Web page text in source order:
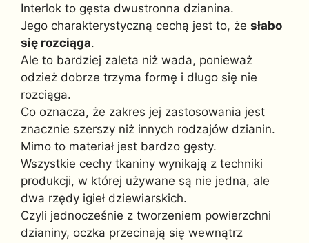
Interlok to gęsta dwustronna dzianina.
Jego charakterystyczną cechą jest to, że słabo
się rozciąga.
Ale to bardziej zaleta niż wada, ponieważ
odzież dobrze trzyma formę i długo się nie
rozciąga.
Co oznacza, że zakres jej zastosowania jest
znacznie szerszy niż innych rodzajów dzianin.
Mimo to materiał jest bardzo gęsty.
Wszystkie cechy tkaniny wynikają z techniki
produkcji, w której używane są nie jedna, ale
dwa rzędy igieł dziewiarskich.
Czyli jednocześnie z tworzeniem powierzchni
dzianiny, oczka przecinają się wewnątrz